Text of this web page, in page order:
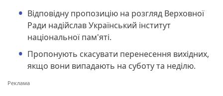
Відповідну пропозицію на розгляд Верховної
Ради надійслав Український інститут
національної пам'яті.
Пропонують скасувати перенесення вихідних,
якщо вони випадають на суботу та неділю.